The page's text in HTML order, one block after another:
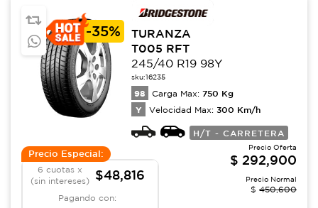
-35%
TURANZA
T005 RFT
245/40 R19 98Y
sku:16235
98 Carga Max: 750 Kg
Y Velocidad Max: 300 Km/h
H/T - CARRETERA
Precio Especial:
6 cuotas x
(sin intereses)
$48,816
Pagando con:
Precio Oferta
$ 292,900
Precio Normal
$ 450,600